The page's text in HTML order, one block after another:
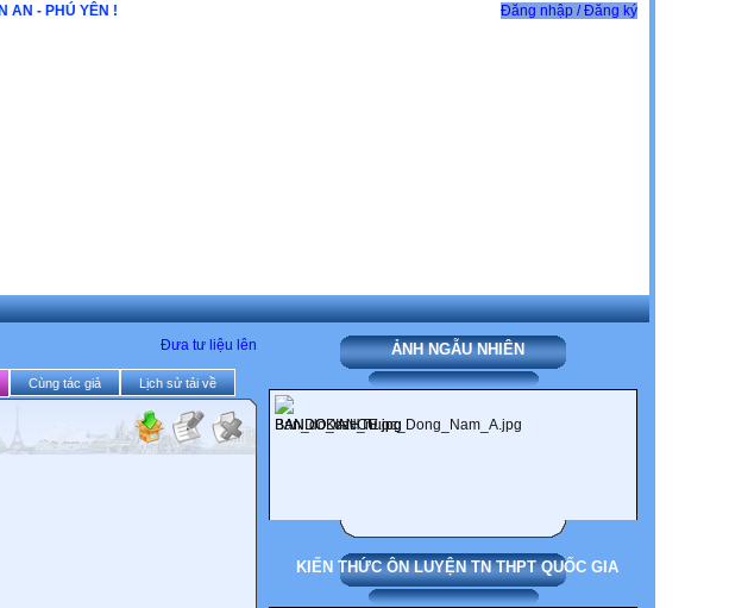
Đăng nhập / Đăng ký
ẢNH NGẪU NHIÊN
KIẾN THỨC ÔN LUYỆN TN THPT QUỐC GIA
Đưa tư liệu lên
Cùng tác giả Lịch sử tải về
AN - PHÚ YÊN !